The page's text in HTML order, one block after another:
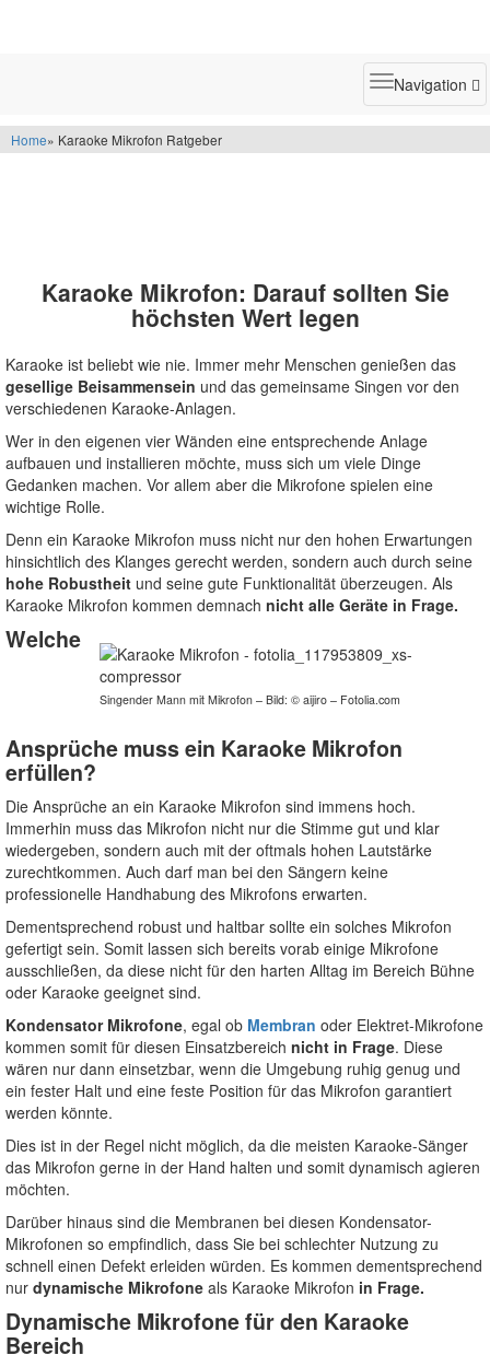
Toggle
Navigation
Home» Karaoke Mikrofon Ratgeber
Karaoke Mikrofon: Darauf sollten Sie
höchsten Wert legen
Karaoke ist beliebt wie nie. Immer mehr Menschen genießen das
gesellige Beisammensein und das gemeinsame Singen vor den
verschiedenen Karaoke-Anlagen.
Wer in den eigenen vier Wänden eine entsprechende Anlage
aufbauen und installieren möchte, muss sich um viele Dinge
Gedanken machen. Vor allem aber die Mikrofone spielen eine
wichtige Rolle.
Denn ein Karaoke Mikrofon muss nicht nur den hohen Erwartungen
hinsichtlich des Klanges gerecht werden, sondern auch durch seine
hohe Robustheit und seine gute Funktionalität überzeugen. Als
Karaoke Mikrofon kommen demnach nicht alle Geräte in Frage.
Singender Mann mit Mikrofon – Bild: © aijiro – Fotolia.com
Welche
Ansprüche muss ein Karaoke Mikrofon
erfüllen?
Die Ansprüche an ein Karaoke Mikrofon sind immens hoch.
Immerhin muss das Mikrofon nicht nur die Stimme gut und klar
wiedergeben, sondern auch mit der oftmals hohen Lautstärke
zurechtkommen. Auch darf man bei den Sängern keine
professionelle Handhabung des Mikrofons erwarten.
Dementsprechend robust und haltbar sollte ein solches Mikrofon
gefertigt sein. Somit lassen sich bereits vorab einige Mikrofone
ausschließen, da diese nicht für den harten Alltag im Bereich Bühne
oder Karaoke geeignet sind.
Kondensator Mikrofone, egal ob Membran oder Elektret-Mikrofone
kommen somit für diesen Einsatzbereich nicht in Frage. Diese
wären nur dann einsetzbar, wenn die Umgebung ruhig genug und
ein fester Halt und eine feste Position für das Mikrofon garantiert
werden könnte.
Dies ist in der Regel nicht möglich, da die meisten Karaoke-Sänger
das Mikrofon gerne in der Hand halten und somit dynamisch agieren
möchten.
Darüber hinaus sind die Membranen bei diesen Kondensator-
Mikrofonen so empfindlich, dass Sie bei schlechter Nutzung zu
schnell einen Defekt erleiden würden. Es kommen dementsprechend
nur dynamische Mikrofone als Karaoke Mikrofon in Frage.
Dynamische Mikrofone für den Karaoke
Bereich